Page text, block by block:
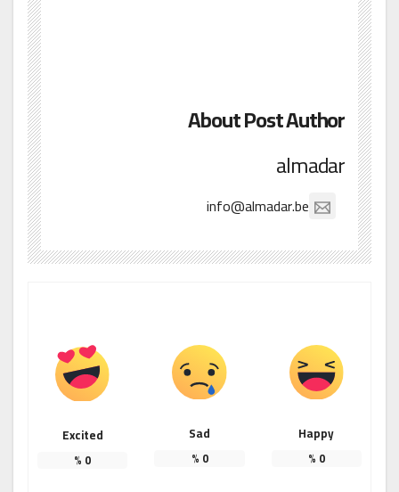
About Post Author
almadar
info@almadar.be
Happy
0
%
Sad
0
%
Excited
0
%